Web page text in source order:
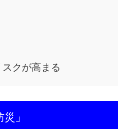
クが高まる
」